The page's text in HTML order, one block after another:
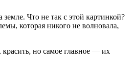
Что не так с этой картинкой?
которая никого не волновала,
но самое главное — их